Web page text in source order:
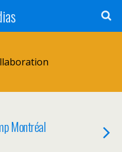
Montréal